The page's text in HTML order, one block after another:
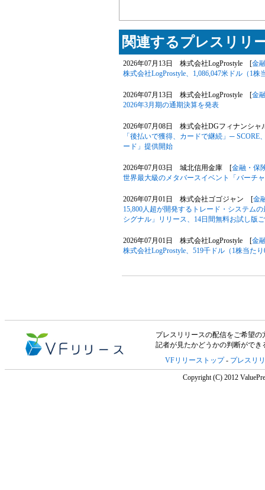
関連するプレスリリ
2026年07月13日 株式会社LogProstyle [金
株式会社LogProstyle、1,086,047米ドル（1
2026年07月13日 株式会社LogProstyle [金
2026年3月期の通期決算を発表
2026年07月08日 株式会社DGフィナンシ
「後払いで獲得、カードで継続」─
ード」提供開始
2026年07月03日 城北信用金庫 [金融・保
世界最大級のメタバースイベント「バーチ
2026年07月01日 株式会社ゴゴジャン [金
15,800人超が開発するトレード・システム
シグナル」リリース、14日間無料お試し版
2026年07月01日 株式会社LogProstyle [金
株式会社LogProstyle、519千ドル（1株当た
プレスリリースの配信をご希望の
記者が見たかどうかの判断がで
VFリリーストップ- プレスリ
Copyright (C) 2012